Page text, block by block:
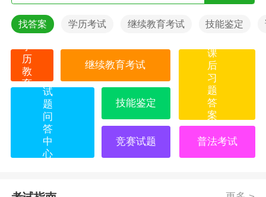
找答案 学历考试 继续教育考试 技能鉴定
历
教
育
继续教育考试
课
后
习
题
答
案
试
题
问
答
中
心
技能鉴定
竞赛试题 普法考试